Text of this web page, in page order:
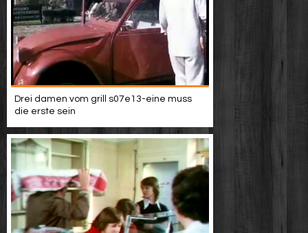
Drei damen vom grill s07e13-eine muss
die erste sein